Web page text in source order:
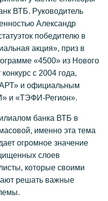
ВТБ. Руководитель
Александр
победителю в
акция», приз в
«4500» из Нового
с 2004 года,
и официальным
и «ТЭФИ-Регион».
банка ВТБ в
именно эта тема
огромное значение
слоев
которые своими
решать важные